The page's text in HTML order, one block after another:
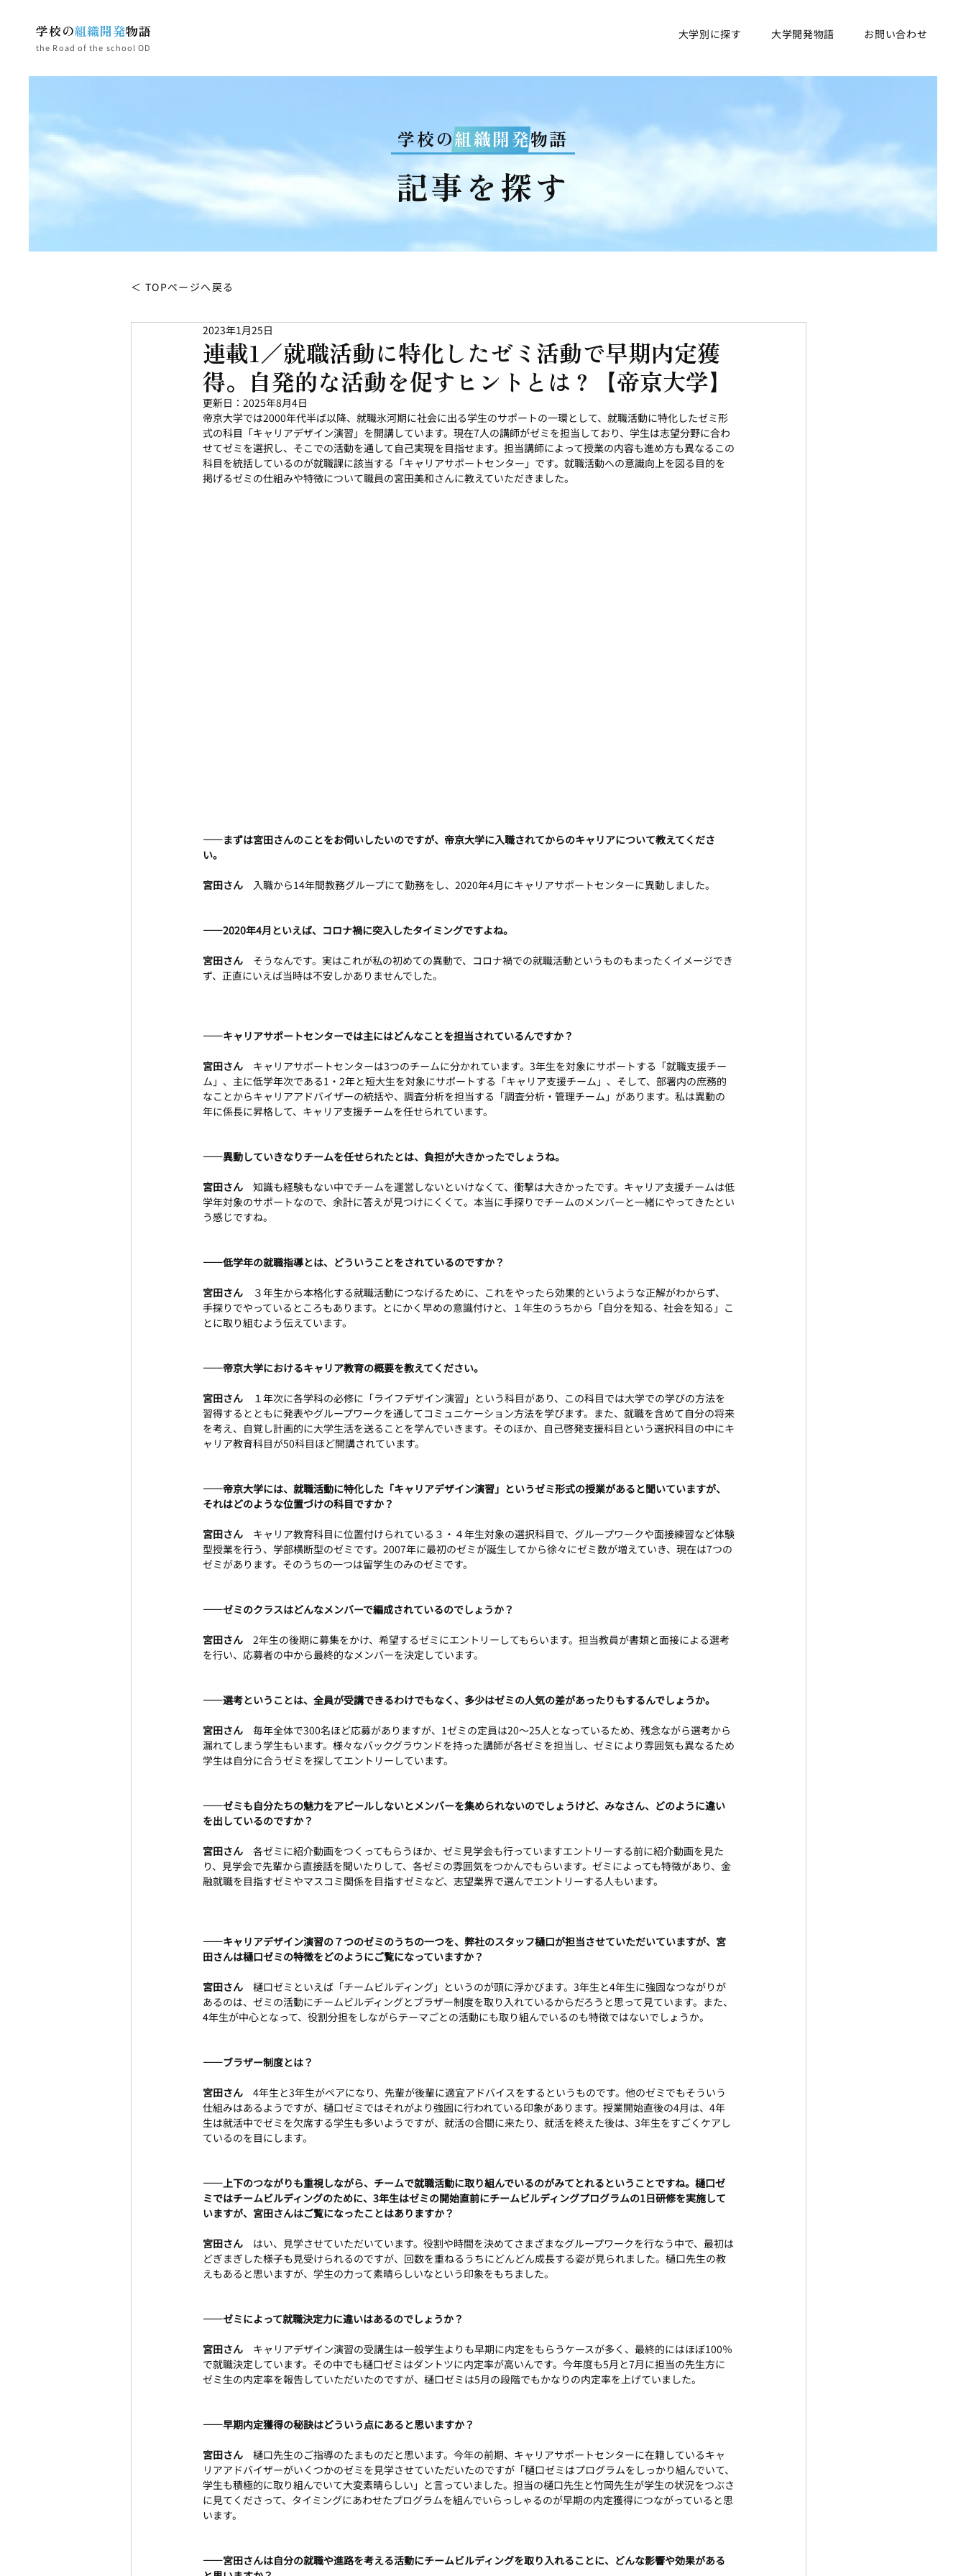
学校の組織開発物語
the Road of the school OD
大学別に探す 大学開発物語 お問い合わせ
学校の組織開発物語
記事を探す
＜ TOPページへ戻る
連載1／就職活動に特化したゼミ活動で早期内定獲
得。自発的な活動を促すヒントとは？【帝京大学】
2023年1月25日
更新日： 2025年8月4日
帝京大学では2000年代半ば以降、就職氷河期に社会に出る学生のサポートの一環として、就職活動に特化したゼミ形
式の科目「キャリアデザイン演習」を開講しています。現在7人の講師がゼミを担当しており、学生は志望分野に合わ
せてゼミを選択し、そこでの活動を通して自己実現を目指せます。担当講師によって授業の内容も進め方も異なるこの
科目を統括しているのが就職課に該当する「キャリアサポートセンター」です。就職活動への意識向上を図る目的を
掲げるゼミの仕組みや特徴について職員の宮田美和さんに教えていただきました。
――まずは宮田さんのことをお伺いしたいのですが、帝京大学に入職されてからのキャリアについて教えてくださ
い。
宮田さん 入職から14年間教務グループにて勤務をし、2020年4月にキャリアサポートセンターに異動しました。
――2020年4月といえば、コロナ禍に突入したタイミングですよね。
宮田さん そうなんです。実はこれが私の初めての異動で、コロナ禍での就職活動というものもまったくイメージでき
ず、正直にいえば当時は不安しかありませんでした。
――キャリアサポートセンターでは主にはどんなことを担当されているんですか？
宮田さん キャリアサポートセンターは3つのチームに分かれています。3年生を対象にサポートする「就職支援チー
ム」、主に低学年次である1・2年と短大生を対象にサポートする「キャリア支援チーム」、そして、部署内の庶務的
なことからキャリアアドバイザーの統括や、調査分析を担当する「調査分析・管理チーム」があります。私は異動の
年に係長に昇格して、キャリア支援チームを任せられています。
――異動していきなりチームを任せられたとは、負担が大きかったでしょうね。
宮田さん 知識も経験もない中でチームを運営しないといけなくて、衝撃は大きかったです。キャリア支援チームは低
学年対象のサポートなので、余計に答えが見つけにくくて。本当に手探りでチームのメンバーと一緒にやってきたとい
う感じですね。
――低学年の就職指導とは、どういうことをされているのですか？
宮田さん
３年生から本格化する就職活動につなげるために、これをやったら効果的というような正解がわからず、
手探りでやっているところもあります。とにかく早めの意識付けと、１年生のうちから「自分を知る、社会を知る」こ
とに取り組むよう伝えています。
――帝京大学におけるキャリア教育の概要を教えてください。
宮田さん
１年次に各学科の必修に「ライフデザイン演習」という科目があり、この科目では大学での学びの方法を
習得するとともに発表やグループワークを通してコミュニケーション方法を学びます。また、就職を含めて自分の将来
を考え、自覚し計画的に大学生活を送ることを学んでいきます。そのほか、自己啓発支援科目という選択科目の中にキ
ャリア教育科目が50科目ほど開講されています。
――帝京大学には、就職活動に特化した「キャリアデザイン演習」というゼミ形式の授業があると聞いていますが、
それはどのような位置づけの科目ですか？
宮田さん キャリア教育科目に位置付けられている３・４年生対象の選択科目で、グループワークや面接練習など体験
型授業を行う、学部横断型のゼミです。2007年に最初のゼミが誕生してから徐々にゼミ数が増えていき、現在は7つの
ゼミがあります。そのうちの一つは留学生のみのゼミです。
――ゼミのクラスはどんなメンバーで編成されているのでしょうか？
宮田さん 2年生の後期に募集をかけ、希望するゼミにエントリーしてもらいます。担当教員が書類と面接による選考
を行い、応募者の中から最終的なメンバーを決定しています。
――選考ということは、全員が受講できるわけでもなく、多少はゼミの人気の差があったりもするんでしょうか。
宮田さん 毎年全体で300名ほど応募がありますが、1ゼミの定員は20～25人となっているため、残念ながら選考から
漏れてしまう学生もいます。様々なバックグラウンドを持った講師が各ゼミを担当し、ゼミにより雰囲気も異なるため
学生は自分に合うゼミを探してエントリーしています。
――ゼミも自分たちの魅力をアピールしないとメンバーを集められないのでしょうけど、みなさん、どのように違い
を出しているのですか？
宮田さん 各ゼミに紹介動画をつくってもらうほか、ゼミ見学会も行っていますエントリーする前に紹介動画を見た
り、見学会で先輩から直接話を聞いたりして、各ゼミの雰囲気をつかんでもらいます。ゼミによっても特徴があり、金
融就職を目指すゼミやマスコミ関係を目指すゼミなど、志望業界で選んでエントリーする人もいます。
――キャリアデザイン演習の７つのゼミのうちの一つを、弊社のスタッフ樋口が担当させていただいていますが、宮
田さんは樋口ゼミの特徴をどのようにご覧になっていますか？
宮田さん 樋口ゼミといえば「チームビルディング」というのが頭に浮かびます。3年生と4年生に強固なつながりが
あるのは、ゼミの活動にチームビルディングとブラザー制度を取り入れているからだろうと思って見ています。また、
4年生が中心となって、役割分担をしながらテーマごとの活動にも取り組んでいるのも特徴ではないでしょうか。
――ブラザー制度とは？
宮田さん 4年生と3年生がペアになり、先輩が後輩に適宜アドバイスをするというものです。他のゼミでもそういう
仕組みはあるようですが、樋口ゼミではそれがより強固に行われている印象があります。授業開始直後の4月は、4年
生は就活中でゼミを欠席する学生も多いようですが、就活の合間に来たり、就活を終えた後は、3年生をすごくケアし
ているのを目にします。
――上下のつながりも重視しながら、チームで就職活動に取り組んでいるのがみてとれるということですね。樋口ゼ
ミではチームビルディングのために、3年生はゼミの開始直前にチームビルディングプログラムの1日研修を実施して
いますが、宮田さんはご覧になったことはありますか？
宮田さん はい、見学させていただいています。役割や時間を決めてさまざまなグループワークを行なう中で、最初は
どぎまぎした様子も見受けられるのですが、回数を重ねるうちにどんどん成長する姿が見られました。樋口先生の教
えもあると思いますが、学生の力って素晴らしいなという印象をもちました。
――ゼミによって就職決定力に違いはあるのでしょうか？
宮田さん キャリアデザイン演習の受講生は一般学生よりも早期に内定をもらうケースが多く、最終的にはほぼ100％
で就職決定しています。その中でも樋口ゼミはダントツに内定率が高いんです。今年度も5月と7月に担当の先生方に
ゼミ生の内定率を報告していただいたのですが、樋口ゼミは5月の段階でもかなりの内定率を上げていました。
――早期内定獲得の秘訣はどういう点にあると思いますか？
宮田さん 樋口先生のご指導のたまものだと思います。今年の前期、キャリアサポートセンターに在籍しているキャ
リアアドバイザーがいくつかのゼミを見学させていただいたのですが「樋口ゼミはプログラムをしっかり組んでいて、
学生も積極的に取り組んでいて大変素晴らしい」と言っていました。担当の樋口先生と竹岡先生が学生の状況をつぶさ
に見てくださって、タイミングにあわせたプログラムを組んでいらっしゃるのが早期の内定獲得につながっていると思
います。
――宮田さんは自分の就職や進路を考える活動にチームビルディングを取り入れることに、どんな影響や効果がある